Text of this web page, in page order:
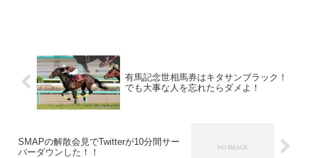
有馬記念世相馬券はキタサンブラック！
でも大事な人を忘れたらダメよ！
SMAPの解散会見でTwitterが10分間サー
バーダウンした！！